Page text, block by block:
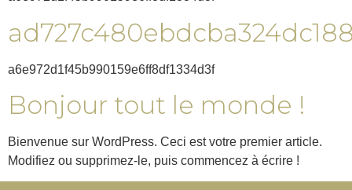
a6e972d1f45b990159e6ff8df1334d3f
Bonjour tout le monde !
Bienvenue sur WordPress. Ceci est votre premier article.
Modifiez ou supprimez-le, puis commencez à écrire !